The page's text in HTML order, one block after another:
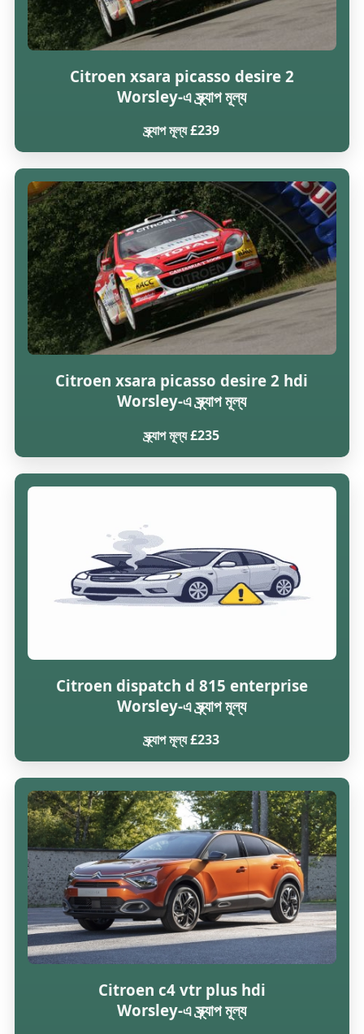
Citroen xsara picasso desire 2
Worsley-এ স্ক্র্যাপ মূল্য
স্ক্র্যাপ মূল্য £239
Citroen xsara picasso desire 2 hdi
Worsley-এ স্ক্র্যাপ মূল্য
স্ক্র্যাপ মূল্য £235
Citroen dispatch d 815 enterprise
Worsley-এ স্ক্র্যাপ মূল্য
স্ক্র্যাপ মূল্য £233
Citroen c4 vtr plus hdi
Worsley-এ স্ক্র্যাপ মূল্য